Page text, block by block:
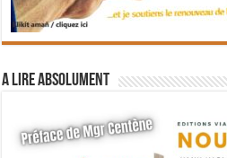
A lire absolument